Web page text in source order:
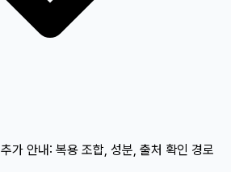
추가 안내: 복용 조합, 성분, 출처 확인 경로